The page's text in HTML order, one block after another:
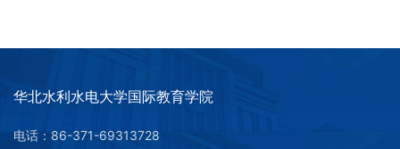
华北水利水电大学国际教育学院
电话：86-371-69313728